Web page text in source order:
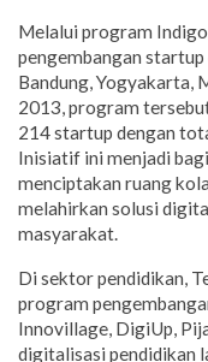
Melalui program
pengembangan
Bandung, Yogyakarta,
2013, program
214 startup dengan
Inisiatif ini menjadi
menciptakan ruang
melahirkan solusi
masyarakat.
Di sektor pendidikan,
program
Innovillage, DigiUp,
digitalisasi pendidikan